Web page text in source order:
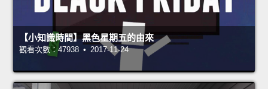
【小知識時間】黑色星期五的由來
觀看次數：47938 • 2017-11-24